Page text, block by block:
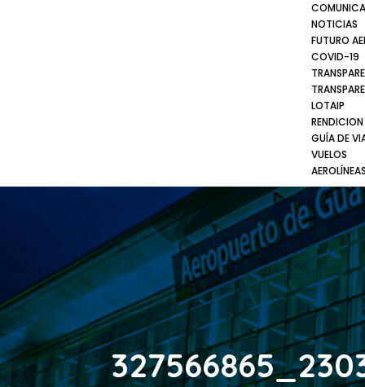
NOTICIAS
FUTURO
COVID-19
LOTAIP
GUÍA DE
VUELOS
AEROLÍNEAS